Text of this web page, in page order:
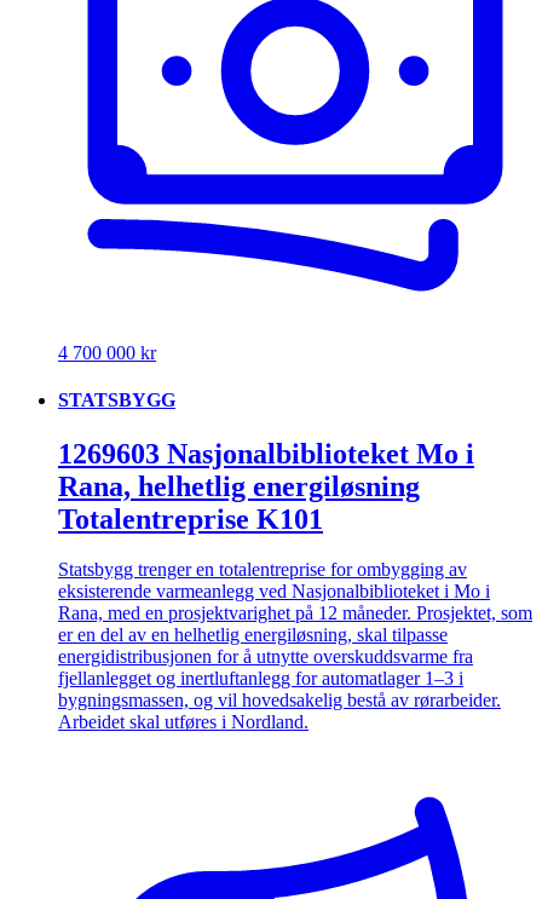
4 700 000 kr
STATSBYGG
1269603 Nasjonalbiblioteket Mo i
Rana, helhetlig energiløsning
Totalentreprise K101
Statsbygg trenger en totalentreprise for ombygging av
eksisterende varmeanlegg ved Nasjonalbiblioteket i Mo i
Rana, med en prosjektvarighet på 12 måneder. Prosjektet, som
er en del av en helhetlig energiløsning, skal tilpasse
energidistribusjonen for å utnytte overskuddsvarme fra
fjellanlegget og inertluftanlegg for automatlager 1–3 i
bygningsmassen, og vil hovedsakelig bestå av rørarbeider.
Arbeidet skal utføres i Nordland.